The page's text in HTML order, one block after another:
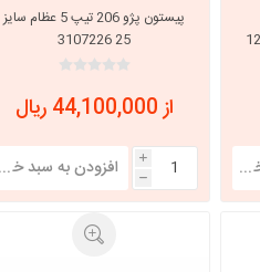
خانواده پیکان، آردی و آریسان
مشترک پیکان، آردی و آریسان
تخصصی آردی
تخصصی آریسان
پیستون پژو 206 تیپ 5 عظام سایز
25 3107226
از 44,100,000 ریال
i
h